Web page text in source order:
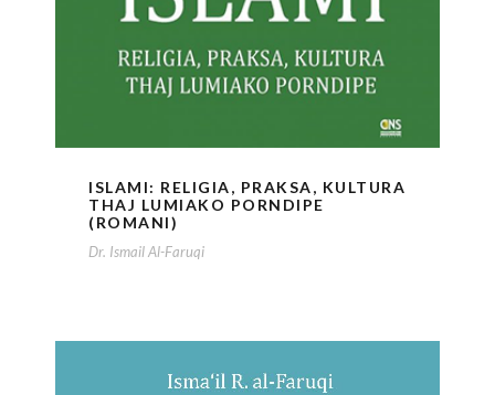
ISLAMI: RELIGIA, PRAKSA, KULTURA
THAJ LUMIAKO PORNDIPE
(ROMANI)
Dr. Ismail Al-Faruqi